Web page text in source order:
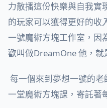
力散播這份快樂與自我實
的玩家可以獲得更好的收
一號魔術方塊工作室，因
歡叫做DreamOne 他，就
每一個來到夢想一號的
一堂魔術方塊課，寄託著